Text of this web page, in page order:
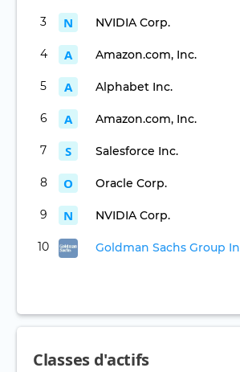
3 N NVIDIA Corp.
4 A Amazon.com, Inc.
5 A Alphabet Inc.
6 A Amazon.com, Inc.
7 S Salesforce Inc.
8 O Oracle Corp.
9 N NVIDIA Corp.
10 Goldman Sachs Group
Classes d'actifs